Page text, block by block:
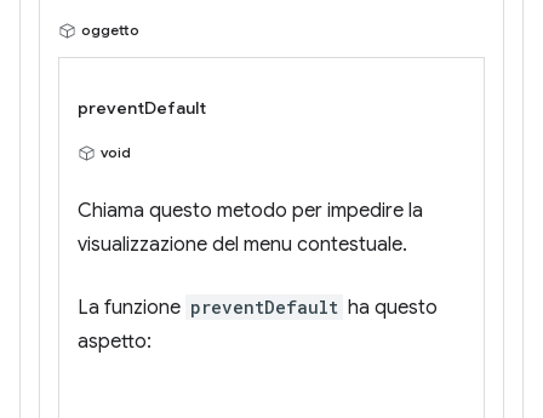
oggetto
preventDefault
void
Chiama questo metodo per impedire la
visualizzazione del menu contestuale.
La funzione preventDefault ha questo
aspetto: